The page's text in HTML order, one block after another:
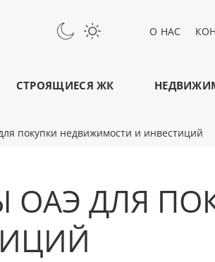
О НАС
СТРОЯЩИЕСЯ ЖК
покупки недвижимости и инвестиций
ОАЭ ДЛЯ